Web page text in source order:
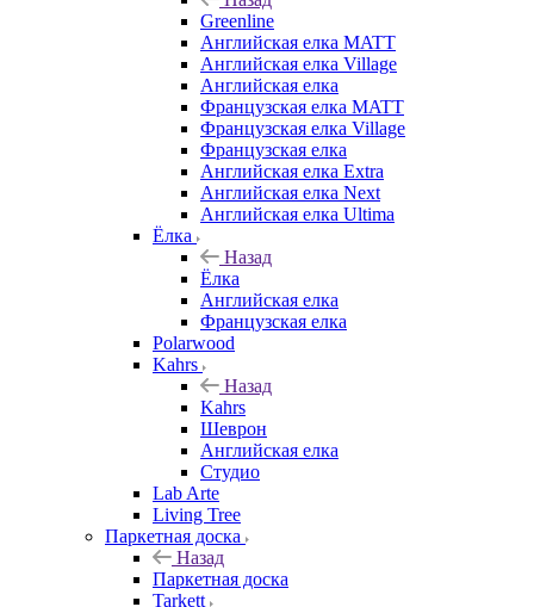
Greenline
Английская елка MATT
Английская елка Village
Английская елка
Французская елка MATT
Французская елка Village
Французская елка
Английская елка Extra
Английская елка Next
Английская елка Ultima
Ёлка
Назад
Ёлка
Английская елка
Французская елка
Polarwood
Kahrs
Назад
Kahrs
Шеврон
Английская елка
Студио
Lab Arte
Living Tree
Паркетная доска
Назад
Паркетная доска
Tarkett